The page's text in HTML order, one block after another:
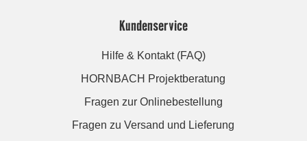
Kundenservice
Hilfe & Kontakt (FAQ)
HORNBACH Projektberatung
Fragen zur Onlinebestellung
Fragen zu Versand und Lieferung